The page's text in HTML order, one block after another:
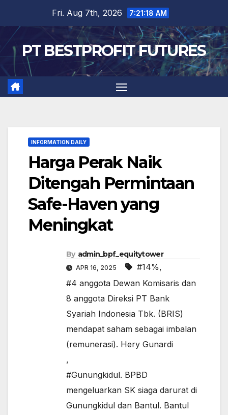
content
Fri. Aug 7th, 2026 7:21:19 AM
PT BESTPROFIT FUTURES
INFORMATION DAILY
Harga Perak Naik
Ditengah Permintaan
Safe-Haven yang
Meningkat
By admin_bpf_equitytower
APR 16, 2025 #14%,
#4 anggota Dewan Komisaris dan
8 anggota Direksi PT Bank
Syariah Indonesia Tbk. (BRIS)
mendapat saham sebagai imbalan
(remunerasi). Hery Gunardi
,
#Gunungkidul. BPBD
mengeluarkan SK siaga darurat di
Gunungkidul dan Bantul. Bantul